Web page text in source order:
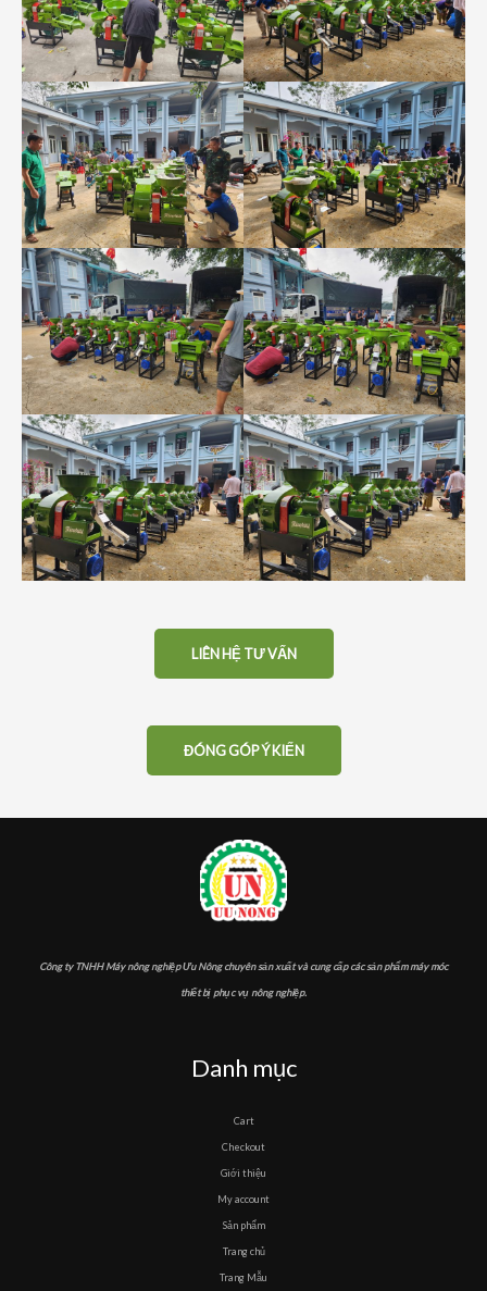
LIÊN HỆ TƯ VẤN
ĐÓNG GÓP Ý KIẾN
Công ty TNHH Máy nông nghiệp Ưu Nông chuyên sản xuất và cung cấp các sản phẩm máy móc
thiết bị phục vụ nông nghiệp.
Danh mục
Cart
Checkout
Giới thiệu
My account
Sản phẩm
Trang chủ
Trang Mẫu